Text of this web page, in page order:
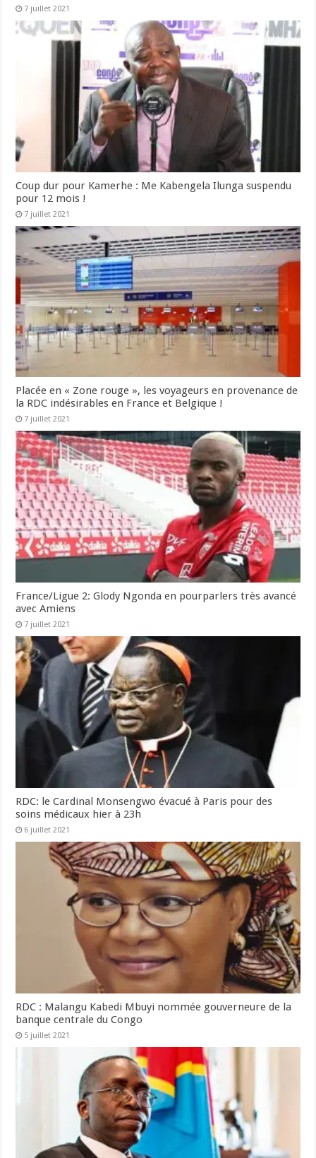
7 juillet 2021
Coup dur pour Kamerhe : Me Kabengela Ilunga suspendu
pour 12 mois !
7 juillet 2021
Placée en « Zone rouge », les voyageurs en provenance de
la RDC indésirables en France et Belgique !
7 juillet 2021
France/Ligue 2: Glody Ngonda en pourparlers très avancé
avec Amiens
7 juillet 2021
RDC: le Cardinal Monsengwo évacué à Paris pour des
soins médicaux hier à 23h
6 juillet 2021
RDC : Malangu Kabedi Mbuyi nommée gouverneure de la
banque centrale du Congo
5 juillet 2021